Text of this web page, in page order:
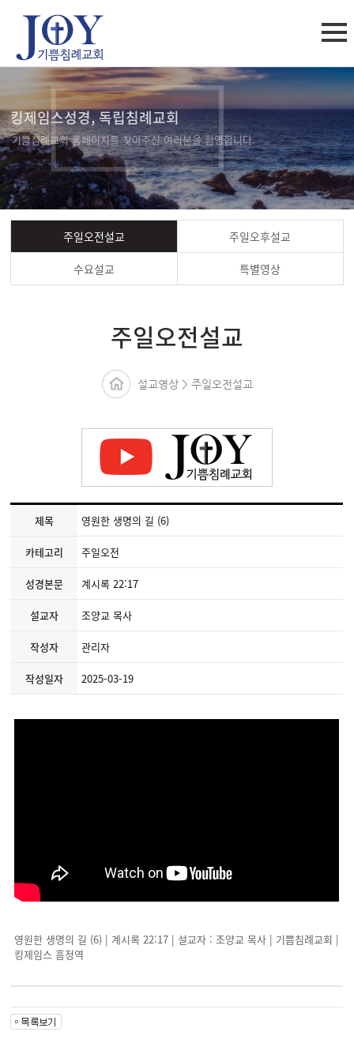
킹제임스성경, 독립침례교회
기쁨침례교회 홈페이지를 찾아주신 여러분을 환영합니다.
주일오전설교 주일오후설교
수요설교 특별영상
주일오전설교
설교영상 > 주일오전설교
제목 영원한 생명의 길 (6)
카테고리 주일오전
성경본문 계시록 22:17
설교자 조양교 목사
작성자 관리자
작성일자 2025-03-19
영원한 생명의 길 (6) | 계시록 22:17 | 설교자 : 조양교 목사 | 기쁨침례교회 |
킹제임스 흠정역